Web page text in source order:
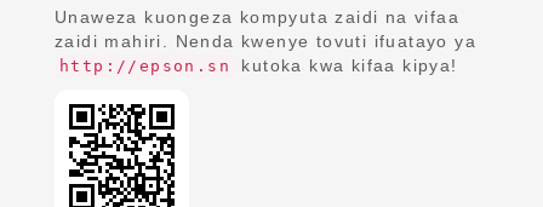
Unaweza kuongeza kompyuta zaidi na vifaa
zaidi mahiri. Nenda kwenye tovuti ifuatayo ya
http://epson.sn kutoka kwa kifaa kipya!